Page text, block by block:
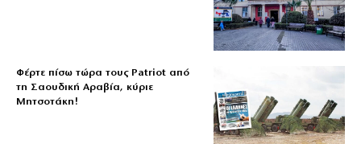
Φέρτε πίσω τώρα τους Patriot από
τη Σαουδική Αραβία, κύριε
Μητσοτάκη!